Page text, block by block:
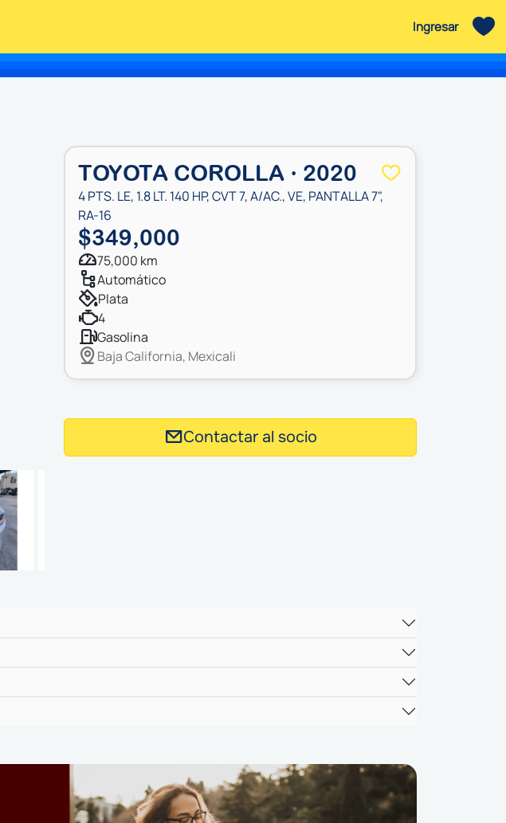
Ingresar
TOYOTA COROLLA · 2020
4 PTS. LE, 1.8 LT. 140 HP, CVT 7, A/AC., VE, PANTALLA 7",
RA-16
$349,000
75,000 km
automático
plata
4
gasolina
Baja California, Mexicali
Contactar al socio